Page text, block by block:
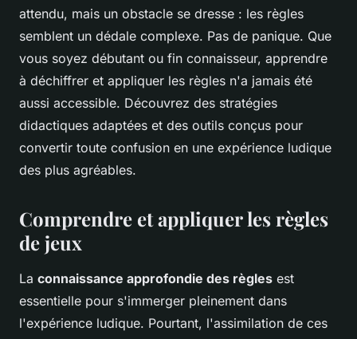
attendu, mais un obstacle se dresse : les règles
semblent un dédale complexe. Pas de panique. Que
vous soyez débutant ou fin connaisseur, apprendre
à déchiffrer et appliquer les règles n'a jamais été
aussi accessible. Découvrez des stratégies
didactiques adaptées et des outils conçus pour
convertir toute confusion en une expérience ludique
des plus agréables.
Comprendre et appliquer les règles
de jeux
La connaissance approfondie des règles est
essentielle pour s'immerger pleinement dans
l'expérience ludique. Pourtant, l'assimilation de ces